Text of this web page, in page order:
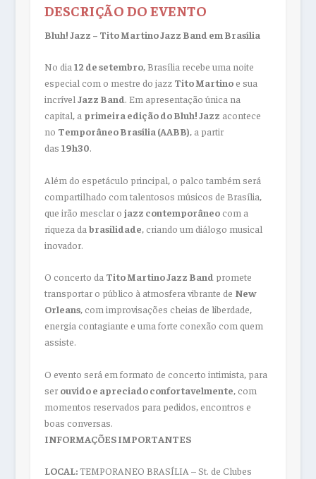
DESCRIÇÃO DO EVENTO
Bluh! Jazz – Tito Martino Jazz Band em Brasília
No dia 12 de setembro, Brasília recebe uma noite
especial com o mestre do jazz Tito Martinoe sua
incrível Jazz Band. Em apresentação única na
capital, a primeira edição do Bluh! Jazz acontece
no Temporâneo Brasília (AABB), a partir
das 19h30.
Além do espetáculo principal, o palco também será
compartilhado com talentosos músicos de Brasília,
que irão mesclar o jazz contemporâneocom a
riqueza da brasilidade, criando um diálogo musical
inovador.
O concerto da Tito Martino Jazz Band promete
transportar o público à atmosfera vibrante de New
Orleans, com improvisações cheias de liberdade,
energia contagiante e uma forte conexão com quem
assiste.
O evento será em formato de concerto intimista, para
ser ouvido e apreciado confortavelmente , com
momentos reservados para pedidos, encontros e
boas conversas.
INFORMAÇÕES IMPORTANTES
LOCAL:TEMPORANEO BRASÍLIA –St. de Clubes